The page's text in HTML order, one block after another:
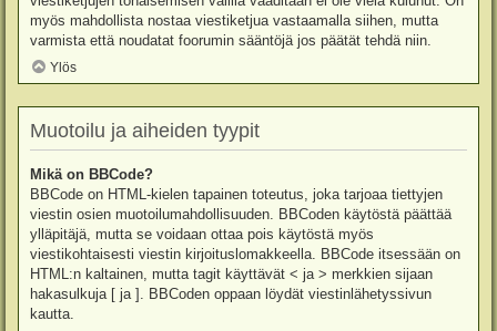
myös mahdollista nostaa viestiketjua vastaamalla siihen, mutta
varmista että noudatat foorumin sääntöjä jos päätät tehdä niin.
Ylös
Muotoilu ja aiheiden tyypit
Mikä on BBCode?
BBCode on HTML-kielen tapainen toteutus, joka tarjoaa tiettyjen
viestin osien muotoilumahdollisuuden. BBCoden käytöstä päättää
ylläpitäjä, mutta se voidaan ottaa pois käytöstä myös
viestikohtaisesti viestin kirjoituslomakkeella. BBCode itsessään on
HTML:n kaltainen, mutta tagit käyttävät < ja > merkkien sijaan
hakasulkuja [ ja ]. BBCoden oppaan löydät viestinlähetyssivun
kautta.